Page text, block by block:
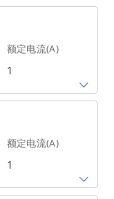
重量(kg)
额定电流(A)
1
重量(kg)
额定电流(A)
1